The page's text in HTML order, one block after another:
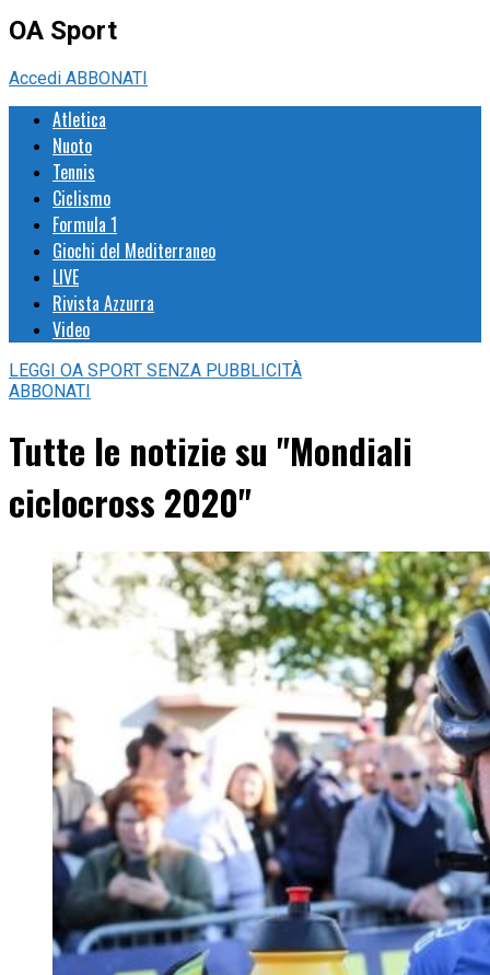
OA Sport
Accedi ABBONATI
Atletica
Nuoto
Tennis
Ciclismo
Formula 1
Giochi del Mediterraneo
LIVE
Rivista Azzurra
Video
LEGGI OA SPORT SENZA PUBBLICITÀ
ABBONATI
Tutte le notizie su "Mondiali
ciclocross 2020"